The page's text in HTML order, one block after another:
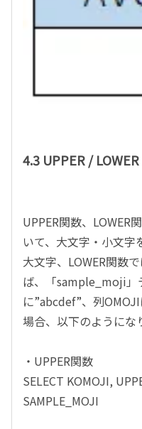
4.3 UPPER / LOWER
UPPER関数、LOWER
いて、大文字・小文字
大文字、LOWER関数
ば、「sample_moji」
に”abcdef”、列
場合、以下のようにな
・UPPER関数
SELECT KOMOJI,
SAMPLE_MOJI